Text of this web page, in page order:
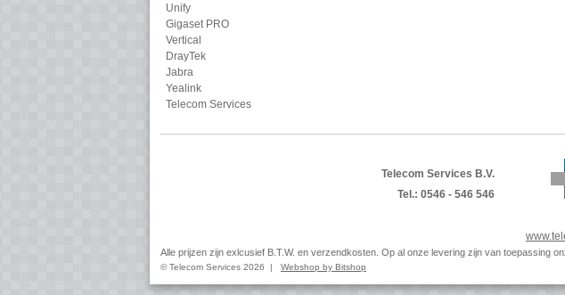
Unify
Gigaset PRO
Vertical
DrayTek
Jabra
Yealink
Telecom Services
Telecom Services B.V.
Tel.: 0546 - 546 546
Alle prijzen zijn exlcusief B.T.W. en verzendkosten. Op al onze levering zijn van toepassing
© Telecom Services 2026 | Webshop by Bitshop